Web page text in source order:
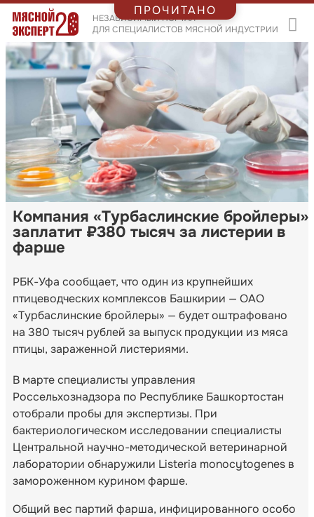
НЕЗАВИСИМЫЙ ПОРТАЛ
ДЛЯ СПЕЦИАЛИСТОВ МЯСНОЙ ИНДУСТРИИ
Компания «Турбаслинские бройлеры»
заплатит ₽380 тысяч за листерии в
фарше
РБК-Уфа сообщает, что один из крупнейших
птицеводческих комплексов Башкирии — ОАО
«Турбаслинские бройлеры» — будет оштрафовано
на 380 тысяч рублей за выпуск продукции из мяса
птицы, зараженной листериями.
В марте специалисты управления
Россельхознадзора по Республике Башкортостан
отобрали пробы для экспертизы. При
бактериологическом исследовании специалисты
Центральной научно-методической ветеринарной
лаборатории обнаружили Listeria monocytogenes в
замороженном курином фарше.
Общий вес партий фарша, инфицированного особо
ПРОЧИТАНО